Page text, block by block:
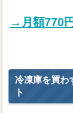
→月額770
冷凍庫を買わ
ト